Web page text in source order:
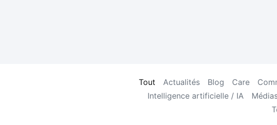
Actualités Blog Care
Intelligence artificielle / IA
Tout